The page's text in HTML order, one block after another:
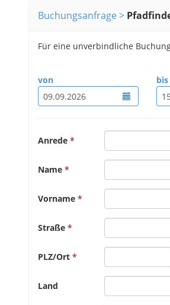
Buchungsanfrage
Für eine unverbindliche
von bis
Anrede
Name
Vorname
Straße
PLZ/Ort
Land